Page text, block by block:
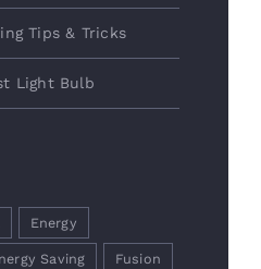
Tips & Tricks
Light Bulb
Energy
Saving Fusion